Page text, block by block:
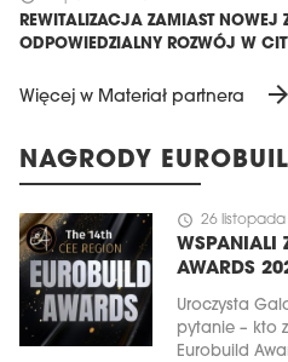
REWITALIZACJA ZAMIAST NOWEJ
ODPOWIEDZIALNY ROZWÓJ W
Więcej w Materiał partnera arrow_forward
NAGRODY
schedule 26 listopada
WSPANIALI
AWARDS
Uroczysta
pytanie – kto
Eurobuild